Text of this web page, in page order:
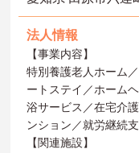
法人情報
【事業内容】
特別養護老人ホーム
ートステイ／ホーム
浴サービス／在宅介
ンション／就労継続
【関連施設】